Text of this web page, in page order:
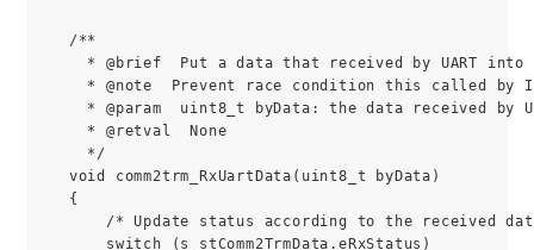
/**
* @brief  Put a data that received by UART
* @note  Prevent race condition this called by
* @param  uint8_t byData: the data received by
* @retval  None
*/
void comm2trm_RxUartData(uint8_t byData)
{
/* Update status according to the received
switch (s_stComm2TrmData.eRxStatus)